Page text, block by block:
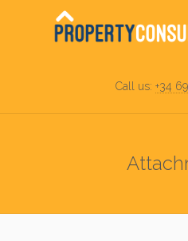
Call us: +34